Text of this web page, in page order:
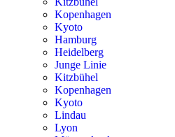
Kopenhagen
Kyoto
Hamburg
Heidelberg
Junge Linie
Kitzbühel
Kopenhagen
Kyoto
Lindau
Lyon